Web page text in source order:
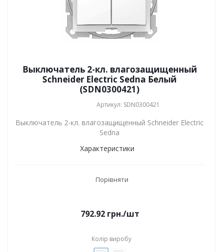
Выключатель 2-кл. влагозащищенный
Schneider Electric Sedna Белый
(SDN0300421)
Артикул: SDN0300421
Выключатель 2-кл. влагозащищенный Schneider Electric
Sedna
Характеристики
Порівняти
792.92грн./шт
Колір виробу